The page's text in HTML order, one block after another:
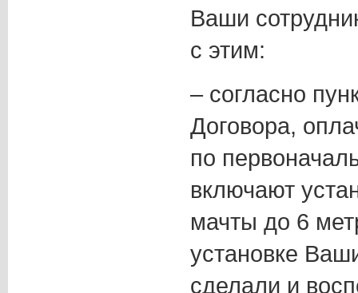
Ваши
с этим:
– согласно
Договора,
по
включают
мачты до 6
установке
сделали и